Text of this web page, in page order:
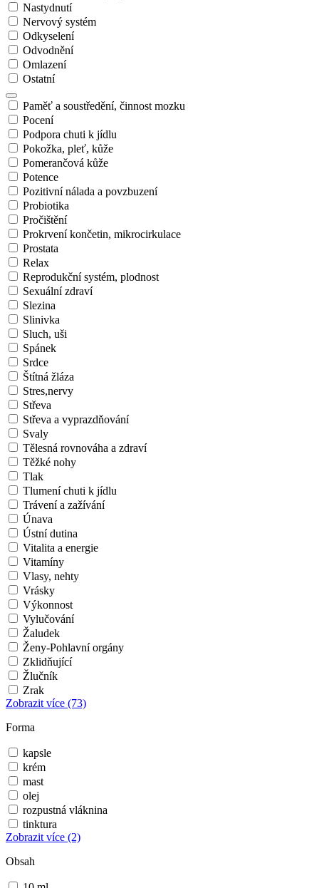
Nastydnutí
Nervový systém
Odkyselení
Odvodnění
Omlazení
Ostatní
Paměť a soustředění, činnost mozku
Pocení
Podpora chuti k jídlu
Pokožka, pleť, kůže
Pomerančová kůže
Potence
Pozitivní nálada a povzbuzení
Probiotika
Pročištění
Prokrvení končetin, mikrocirkulace
Prostata
Relax
Reprodukční systém, plodnost
Sexuální zdraví
Slezina
Slinivka
Sluch, uši
Spánek
Srdce
Štítná žláza
Stres,nervy
Střeva
Střeva a vyprazdňování
Svaly
Tělesná rovnováha a zdraví
Těžké nohy
Tlak
Tlumení chuti k jídlu
Trávení a zažívání
Únava
Ústní dutina
Vitalita a energie
Vitamíny
Vlasy, nehty
Vrásky
Výkonnost
Vylučování
Žaludek
Ženy-Pohlavní orgány
Zklidňující
Žlučník
Zrak
Zobrazit více (73)
Forma
kapsle
krém
mast
olej
rozpustná vláknina
tinktura
Zobrazit více (2)
Obsah